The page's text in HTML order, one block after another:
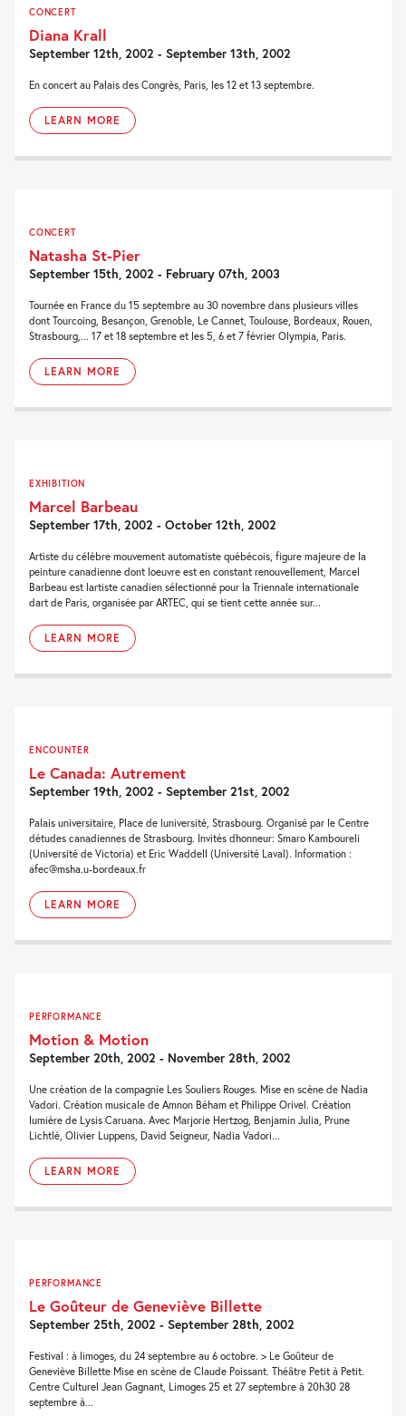
CONCERT
Diana Krall
September 12th, 2002 - September 13th, 2002
En concert au Palais des Congrès, Paris, les 12 et 13 septembre.
LEARN MORE
CONCERT
Natasha St-Pier
September 15th, 2002 - February 07th, 2003
Tournée en France du 15 septembre au 30 novembre dans plusieurs villes
dont Tourcoing, Besançon, Grenoble, Le Cannet, Toulouse, Bordeaux, Rouen,
Strasbourg,... 17 et 18 septembre et les 5, 6 et 7 février Olympia, Paris.
LEARN MORE
EXHIBITION
Marcel Barbeau
September 17th, 2002 - October 12th, 2002
Artiste du célèbre mouvement automatiste québécois, figure majeure de la
peinture canadienne dont loeuvre est en constant renouvellement, Marcel
Barbeau est lartiste canadien sélectionné pour la Triennale internationale
dart de Paris, organisée par ARTEC, qui se tient cette année sur...
LEARN MORE
ENCOUNTER
Le Canada: Autrement
September 19th, 2002 - September 21st, 2002
Palais universitaire, Place de luniversité, Strasbourg. Organisé par le Centre
détudes canadiennes de Strasbourg. Invités dhonneur: Smaro Kamboureli
(Université de Victoria) et Eric Waddell (Université Laval). Information :
afec@msha.u-bordeaux.fr
LEARN MORE
PERFORMANCE
Motion & Motion
September 20th, 2002 - November 28th, 2002
Une création de la compagnie Les Souliers Rouges. Mise en scène de Nadia
Vadori. Création musicale de Amnon Béham et Philippe Orivel. Création
lumière de Lysis Caruana. Avec Marjorie Hertzog, Benjamin Julia, Prune
Lichtlé, Olivier Luppens, David Seigneur, Nadia Vadori...
LEARN MORE
PERFORMANCE
Le Goûteur de Geneviève Billette
September 25th, 2002 - September 28th, 2002
Festival : à limoges, du 24 septembre au 6 octobre. > Le Goûteur de
Geneviève Billette Mise en scène de Claude Poissant. Théâtre Petit à Petit.
Centre Culturel Jean Gagnant, Limoges 25 et 27 septembre à 20h30 28
septembre à...